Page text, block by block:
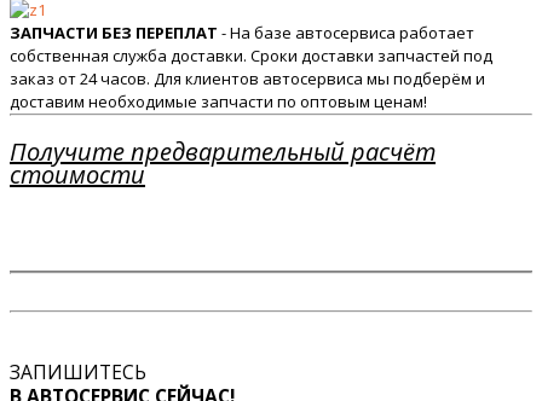
ЗАПЧАСТИ БЕЗ ПЕРЕПЛАТ - На базе автосервиса работает
собственная служба доставки. Сроки доставки запчастей под
заказ от 24 часов. Для клиентов автосервиса мы подберём и
доставим необходимые запчасти по оптовым ценам!
Получите предварительный расчёт
стоимости
ЗАПИШИТЕСЬ